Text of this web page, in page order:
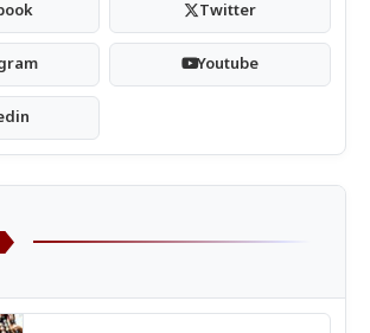
Twitter
Youtube